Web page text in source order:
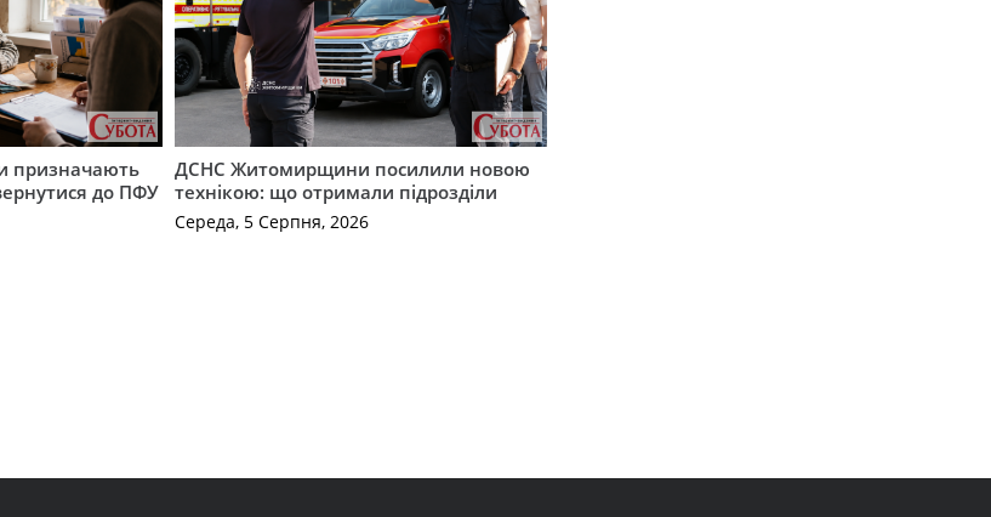
призначають
до ПФУ
ДСНС Житомирщини посилили новою
технікою: що отримали підрозділи
Середа, 5 Серпня, 2026